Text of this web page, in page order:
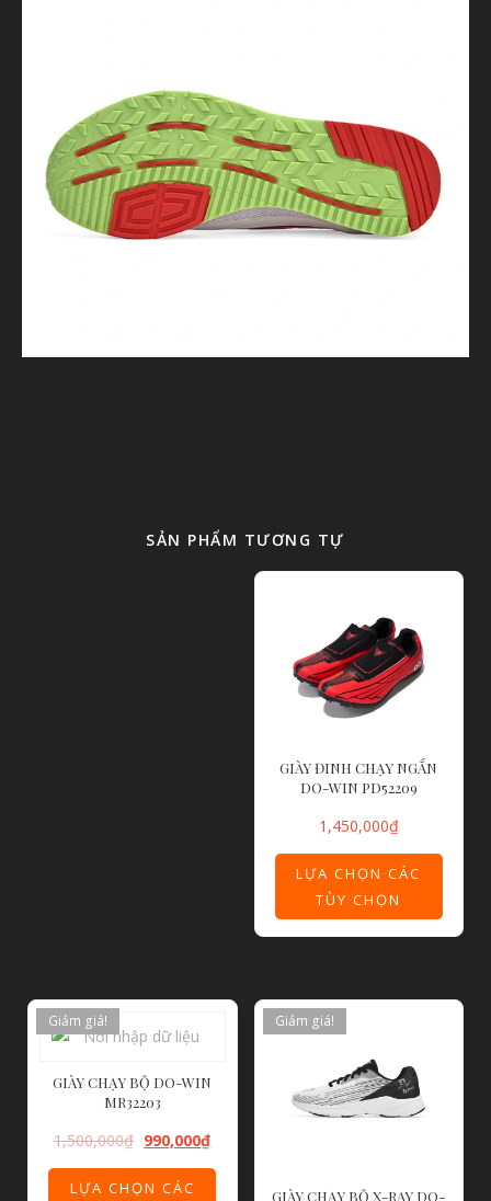
SẢN PHẨM TƯƠNG TỰ
GIÀY ĐINH CHẠY NGẮN
DO-WIN PD52209
1,450,000₫
LỰA CHỌN CÁC
TÙY CHỌN
Giảm giá!
GIÀY CHẠY BỘ DO-WIN
MR32203
1,500,000₫ 990,000₫
LỰA CHỌN CÁC
Giảm giá!
GIÀY CHẠY BỘ X-RAY DO-